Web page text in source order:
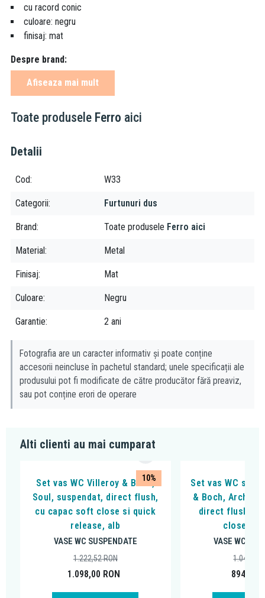
cu racord conic
culoare: negru
finisaj: mat
Despre brand:
Ferro este una dintre cele mai puternice companii producatoare
de accesorii tehnico-sanitare, armaturi si sisteme de incalzire din
sud-estul Europei. Fiind prezenta pe piata de mai bine de 20 de
ani, grupul Ferro isi asigura locul prin faptul ca produsele lor
Afiseaza mai mult
Toate produsele Ferro aici
Detalii
Cod W33
Categorii Furtunuri dus
Brand Toate produsele Ferro aici
Material Metal
Finisaj Mat
Culoare Negru
Garantie 2 ani
Fotografia are un caracter informativ și poate conține
accesorii neincluse în pachetul standard; unele specificații ale
produsului pot fi modificate de către producător fără preaviz,
sau pot conține erori de operare
Alti clienti au mai cumparat
10%
Set vas WC Villeroy & Boch,
Soul, suspendat, direct flush,
cu capac soft close si quick
release, alb
VASE WC SUSPENDATE
1.098,00 RON
1.222,52RON
Set vas WC
& Boch,
direct flush,
close,
VASE WC
894,00
1.043,58